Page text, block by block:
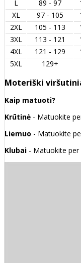
L
89 - 97
XL
97 - 105
2XL
105 - 113
3XL
113 - 121
4XL
121 - 129
5XL
129+
Moteriški
Kaip matuoti?
Krūtinė - Matuokite
Liemuo - Matuokite
Klubai - Matuokite per